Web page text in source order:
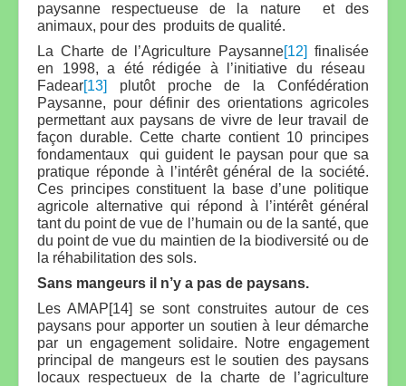
paysanne respectueuse de la nature et des
animaux, pour des produits de qualité.
La Charte de l’Agriculture Paysanne[12] finalisée
en 1998, a été rédigée à l’initiative du réseau
Fadear[13]
plutôt proche de la Confédération
Paysanne, pour définir des orientations agricoles
permettant aux paysans de vivre de leur travail de
façon durable. Cette charte contient 10 principes
fondamentaux qui guident le paysan pour que sa
pratique réponde à l’intérêt général de la société.
Ces principes constituent la base d’une politique
agricole alternative qui répond à l’intérêt général
tant du point de vue de l’humain ou de la santé, que
du point de vue du maintien de la biodiversité ou de
la réhabilitation des sols.
Sans mangeurs il n’y a pas de paysans.
Les AMAP[14] se sont construites autour de ces
paysans pour apporter un soutien à leur démarche
par un engagement solidaire. Notre engagement
principal de mangeurs est le soutien des paysans
locaux respectueux de la charte de l’agriculture